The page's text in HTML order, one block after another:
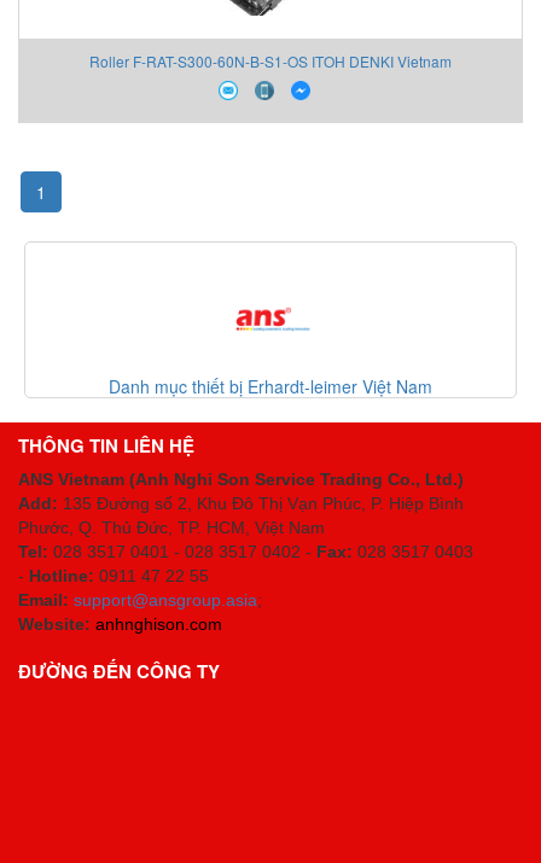
Roller F-RAT-S300-60N-B-S1-OS ITOH DENKI Vietnam
1
Danh mục thiết bị giá tốt 2 30-07-
THÔNG TIN LIÊN HỆ
ANS Vietnam (Anh Nghi Son Service Trading Co., Ltd.)
Add: 135 Đường số 2, Khu Đô Thị Vạn Phúc, P. Hiệp Bình
Phước, Q. Thủ Đức, TP. HCM , Việt Nam
Tel: 028 3517 0401 - 028 3517 0402 - Fax: 028 3517 0403
- Hotline: 0911 47 22 55
Email: support@ansgroup.asia;
Website: anhnghison.com
ĐƯỜNG ĐẾN CÔNG TY